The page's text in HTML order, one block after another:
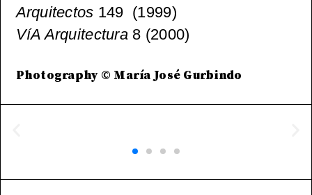
Arquitectos 149 (1999)
VíA Arquitectura 8 (2000)
Photography © María José Gurbindo